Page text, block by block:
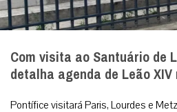
Com visita ao Santuário de
detalha agenda de Leão
Pontífice visitará Paris, Lourdes e